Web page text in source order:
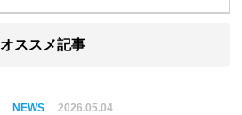
オススメ記事
NEWS 2026.05.04